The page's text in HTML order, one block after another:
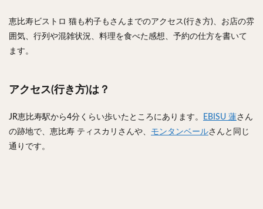
恵比寿ビストロ 猫も杓子もさんまでのアクセス(行き方)、お店の雰
囲気、行列や混雑状況、料理を食べた感想、予約の仕方を書いて
ます。
アクセス(行き方)は？
JR恵比寿駅から4分くらい歩いたところにあります。 EBISU 蓮さん
の跡地で、恵比寿 ティスカリさんや、 モンタンベールさんと同じ
通りです。